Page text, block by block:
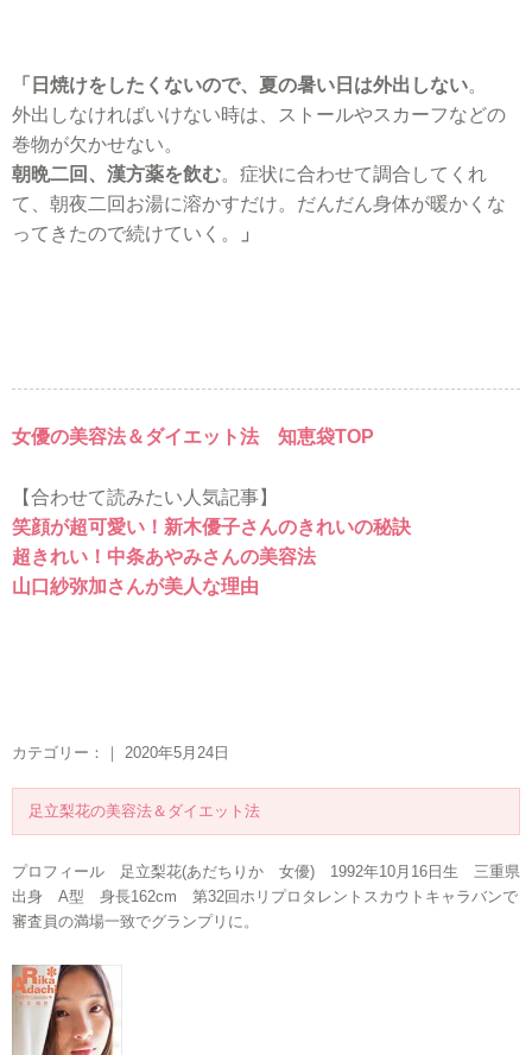
「日焼けをしたくないので、夏の暑い日は外出しない。
外出しなければいけない時は、ストールやスカーフなどの
巻物が欠かせない。
朝晩二回、漢方薬を飲む。症状に合わせて調合してくれ
て、朝夜二回お湯に溶かすだけ。だんだん身体が暖かくな
ってきたので続けていく。
」
女優の美容法＆ダイエット法 知恵袋TOP
【合わせて読みたい人気記事】
笑顔が超可愛い！新木優子さんのきれいの秘訣
超きれい！中条あやみさんの美容法
山口紗弥加さんが美人な理由
カテゴリー：｜ 2020年5月24日
足立梨花の美容法＆ダイエット法
プロフィール 足立梨花(あだちりか 女優) 1992年10月16日生 三重県
出身 A型 身長162cm 第32回ホリプロタレントスカウトキャラバンで
審査員の満場一致でグランプリに。